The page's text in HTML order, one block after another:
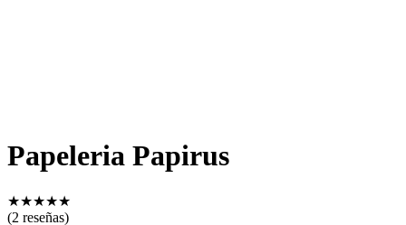
Papeleria Papirus
★★★★★
(2 reseñas)